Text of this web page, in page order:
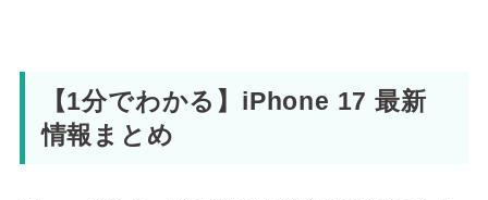
【1分でわかる】iPhone 17 最新
情報まとめ